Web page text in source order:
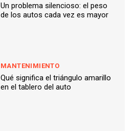
Un problema silencioso: el peso
de los autos cada vez es mayor
MANTENIMIENTO
Qué significa el triángulo amarillo
en el tablero del auto